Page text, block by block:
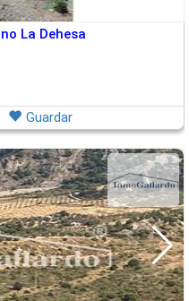
La Dehesa
Guardar